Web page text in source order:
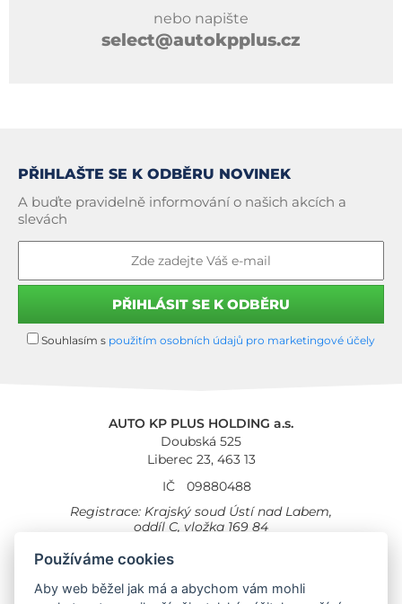
nebo napište
select@autokpplus.cz
PŘIHLAŠTE SE K ODBĚRU NOVINEK
A buďte pravidelně informování o našich akcích a
slevách
Souhlasím s použitím osobních údajů pro marketingové účely
AUTO KP PLUS HOLDING a.s.
Doubská 525
Liberec 23, 463 13
IČ
09880488
Registrace: Krajský soud Ústí nad Labem,
oddíl C, vložka 169 84
Cookies Všeobecné obchodní podmínky
Provozovna Toyota
Používáme cookies
Aby web běžel jak má a abychom vám mohli